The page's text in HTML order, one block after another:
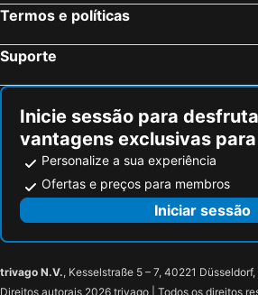
Termos e políticas
Suporte
Inicie sessão para
vantagens exclusivas
Personalize a sua experiência
Ofertas e preços para membros
Iniciar sessão
trivago N.V., Kesselstraße 5 – 7, 40221
Direitos autorais 2026 trivago | Todos os direitos